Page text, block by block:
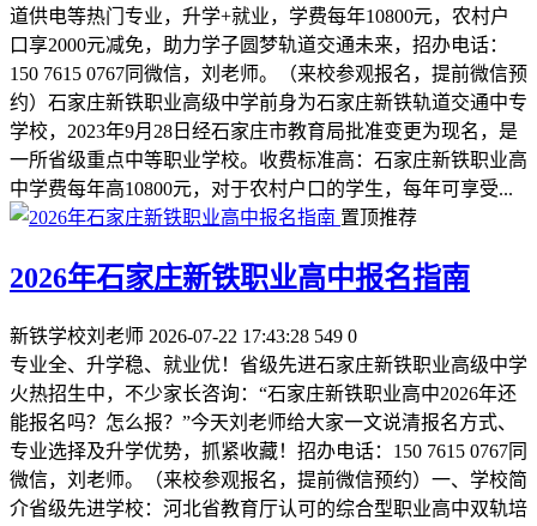
道供电等热门专业，升学+就业，学费每年10800元，农村户
口享2000元减免，助力学子圆梦轨道交通未来，招办电话：
150 7615 0767同微信，刘老师。（来校参观报名，提前微信预
约）石家庄新铁职业高级中学前身为石家庄新铁轨道交通中专
学校，2023年9月28日经石家庄市教育局批准变更为现名，是
一所省级重点中等职业学校。收费标准高：石家庄新铁职业高
中学费每年高10800元，对于农村户口的学生，每年可享受...
置顶推荐
2026年石家庄新铁职业高中报名指南
新铁学校刘老师 2026-07-22 17:43:28 549 0
专业全、升学稳、就业优！省级先进石家庄新铁职业高级中学
火热招生中，不少家长咨询：“石家庄新铁职业高中2026年还
能报名吗？怎么报？”今天刘老师给大家一文说清报名方式、
专业选择及升学优势，抓紧收藏！招办电话：150 7615 0767同
微信，刘老师。（来校参观报名，提前微信预约）一、学校简
介省级先进学校：河北省教育厅认可的综合型职业高中双轨培